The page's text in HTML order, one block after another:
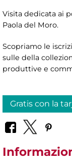
Visita dedicata ai
Paola del Moro.
Scopriamo le
sulle della
produttive e
Gratis con la